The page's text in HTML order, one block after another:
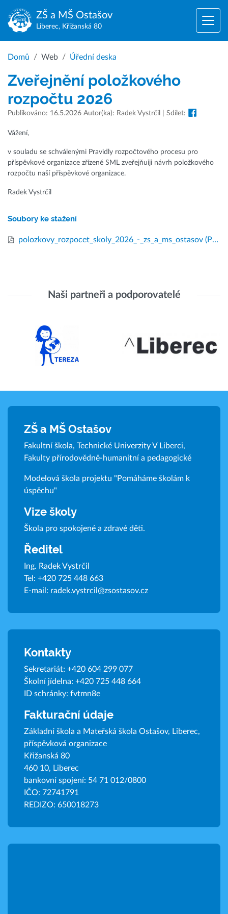
ZŠ a MŠ Ostašov
Liberec, Křižanská 80
Domů Web Úřední deska
Zveřejnění položkového
rozpočtu 2026
Publikováno: 16.5.2026 Autor(ka): Radek Vystrčil | Sdílet:
Vážení,
v souladu se schválenými Pravidly rozpočtového procesu pro
příspěvkové organizace zřízené SML zveřejňuiji návrh položkového
rozpočtu naší příspěvkové organizace.
Radek Vystrčil
Soubory ke stažení
polozkovy_rozpocet_skoly_2026_-_zs_a_ms_ostasov (PDF, 16.5.2026)
Naši partneři a podporovatelé
ZŠ a MŠ Ostašov
Fakultní škola, Technické Univerzity V Liberci,
Fakulty přírodovědně-humanitní a pedagogické
Modelová škola projektu "Pomáháme školám k
úspěchu"
Vize školy
Škola pro spokojené a zdravé děti.
Ředitel
Ing. Radek Vystrčil
Tel: +420 725 448 663
E-mail: radek.vystrcil@zsostasov.cz
Kontakty
Sekretariát: +420 604 299 077
Školní jídelna: +420 725 448 664
ID schránky: fvtmn8e
Fakturační údaje
Základní škola a Mateřská škola Ostašov, Liberec,
příspěvková organizace
Křižanská 80
460 10, Liberec
bankovní spojení: 54 71 012/0800
IČO: 72741791
REDIZO: 650018273